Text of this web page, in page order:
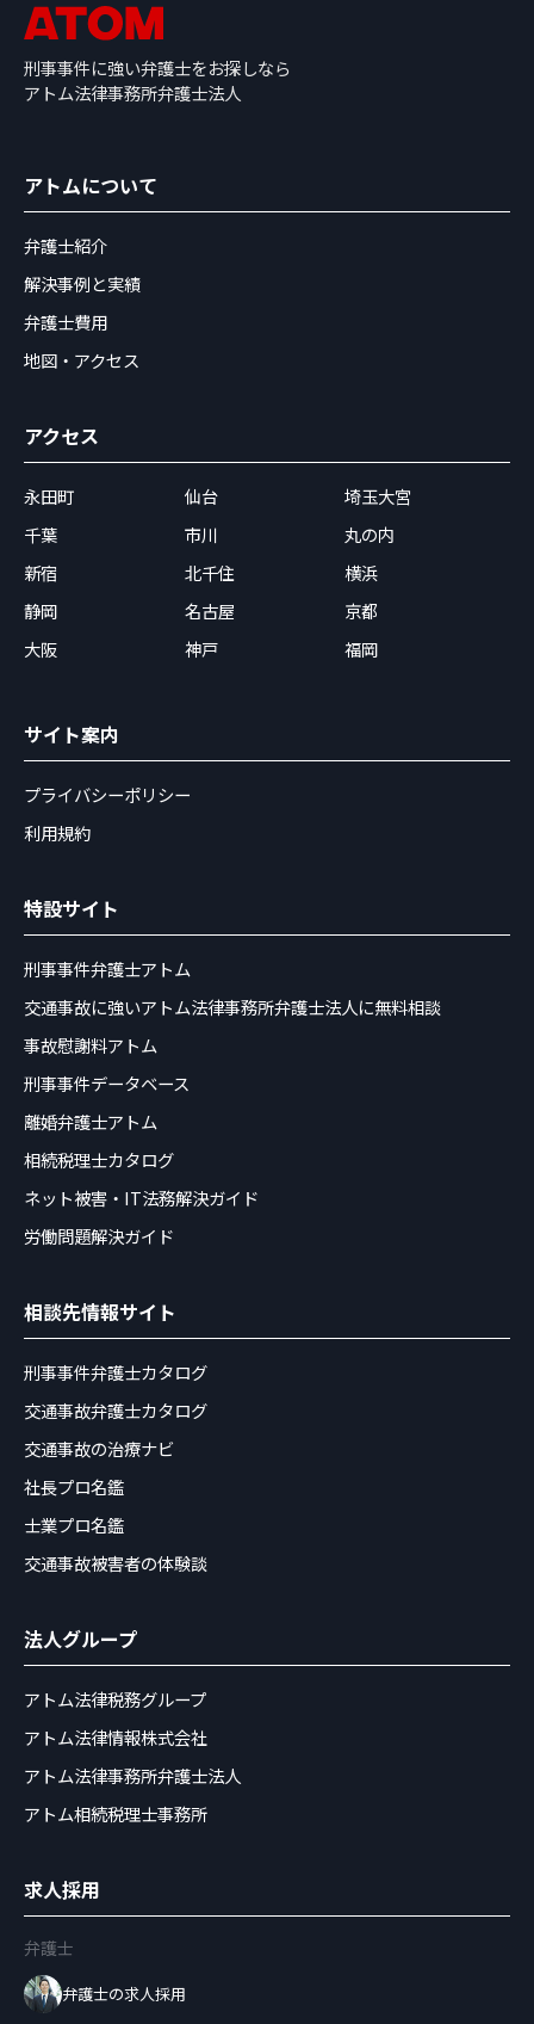
刑事事件に強い弁護士をお探しなら
アトム法律事務所弁護士法人
アトムについて
弁護士紹介
解決事例と実績
弁護士費用
地図・アクセス
アクセス
永田町 仙台
埼玉大宮
千葉
市川
丸の内
新宿
北千住
横浜
静岡
名古屋
京都
大阪
神戸 福岡
サイト案内
プライバシーポリシー
利用規約
特設サイト
刑事事件弁護士アトム
交通事故に強いアトム法律事務所弁護士法人に無料相談
事故慰謝料アトム
刑事事件データベース
離婚弁護士アトム
相続税理士カタログ
ネット被害・IT法務解決ガイド
労働問題解決ガイド
相談先情報サイト
刑事事件弁護士カタログ
交通事故弁護士カタログ
交通事故の治療ナビ
社長プロ名鑑
士業プロ名鑑
交通事故被害者の体験談
法人グループ
アトム法律税務グループ
アトム法律情報株式会社
アトム法律事務所弁護士法人
アトム相続税理士事務所
求人採用
弁護士
弁護士の求人採用